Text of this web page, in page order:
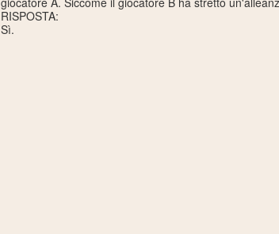
RISPOSTA:
Sì.